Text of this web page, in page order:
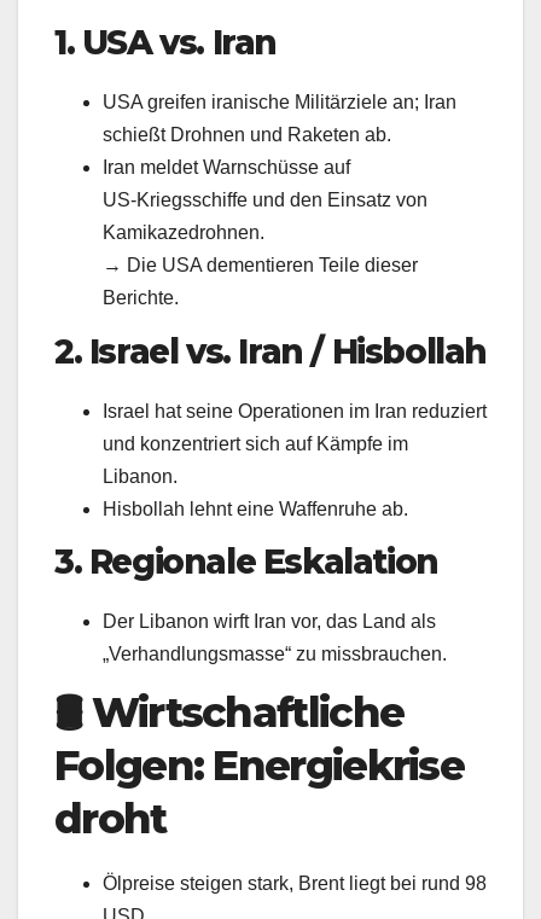
1. USA vs. Iran
USA greifen iranische Militärziele an; Iran
schießt Drohnen und Raketen ab.
Iran meldet Warnschüsse auf
US‑Kriegsschiffe und den Einsatz von
Kamikazedrohnen.
→ Die USA dementieren Teile dieser
Berichte.
2. Israel vs. Iran / Hisbollah
Israel hat seine Operationen im Iran reduziert
und konzentriert sich auf Kämpfe im
Libanon.
Hisbollah lehnt eine Waffenruhe ab.
3. Regionale Eskalation
Der Libanon wirft Iran vor, das Land als
„Verhandlungsmasse“ zu missbrauchen.
🛢️Wirtschaftliche
Folgen: Energiekrise
droht
Ölpreise steigen stark, Brent liegt bei rund 98